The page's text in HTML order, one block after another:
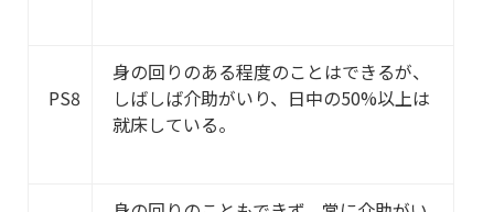
PS8
身の回りのある程度のことはできるが、
しばしば介助がいり、日中の50%以上は
就床している。